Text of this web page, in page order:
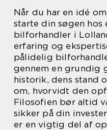
Når du har en idé
starte din søgen hos
bilforhandler i
erfaring og
pålidelig
gennem en grundig
historik, dens stand
om, hvorvidt den
Filosofien bør altid
sikker på din
er en vigtig del af